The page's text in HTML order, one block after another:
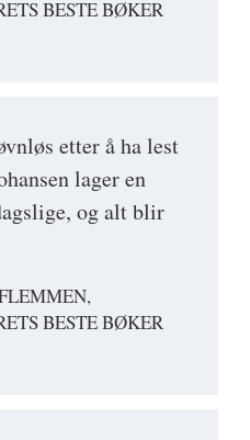
BESTE BØKER
etter å ha lest
lager en
og alt blir
BESTE BØKER